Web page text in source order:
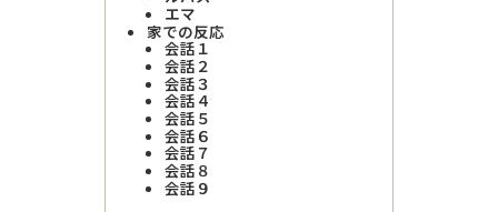
エマ
家での反応
会話１
会話２
会話３
会話４
会話５
会話６
会話７
会話８
会話９